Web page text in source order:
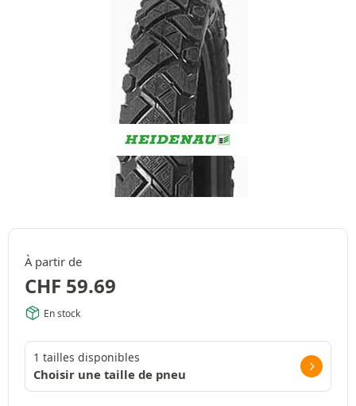
À partir de
CHF 59.69
En stock
1 tailles disponibles
Choisir une taille de pneu